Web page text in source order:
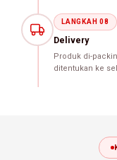
LANGKAH 08
Delivery
Produk di-
ditentukan ke